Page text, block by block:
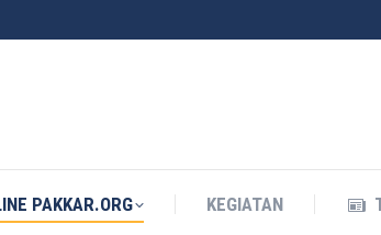
PAKKAR.ORG KEGIATAN
PAKKAR.ORG KEGIATAN